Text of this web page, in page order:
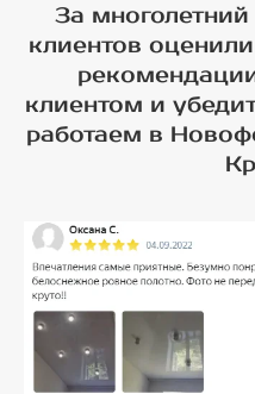
За
клиентов
клиентом и
работаем в